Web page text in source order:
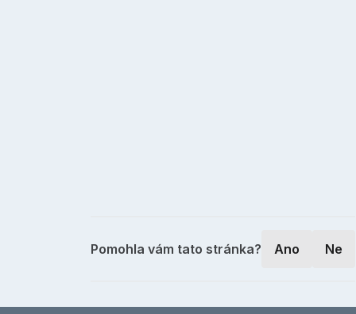
Pomohla vám tato stránka? Ano Ne